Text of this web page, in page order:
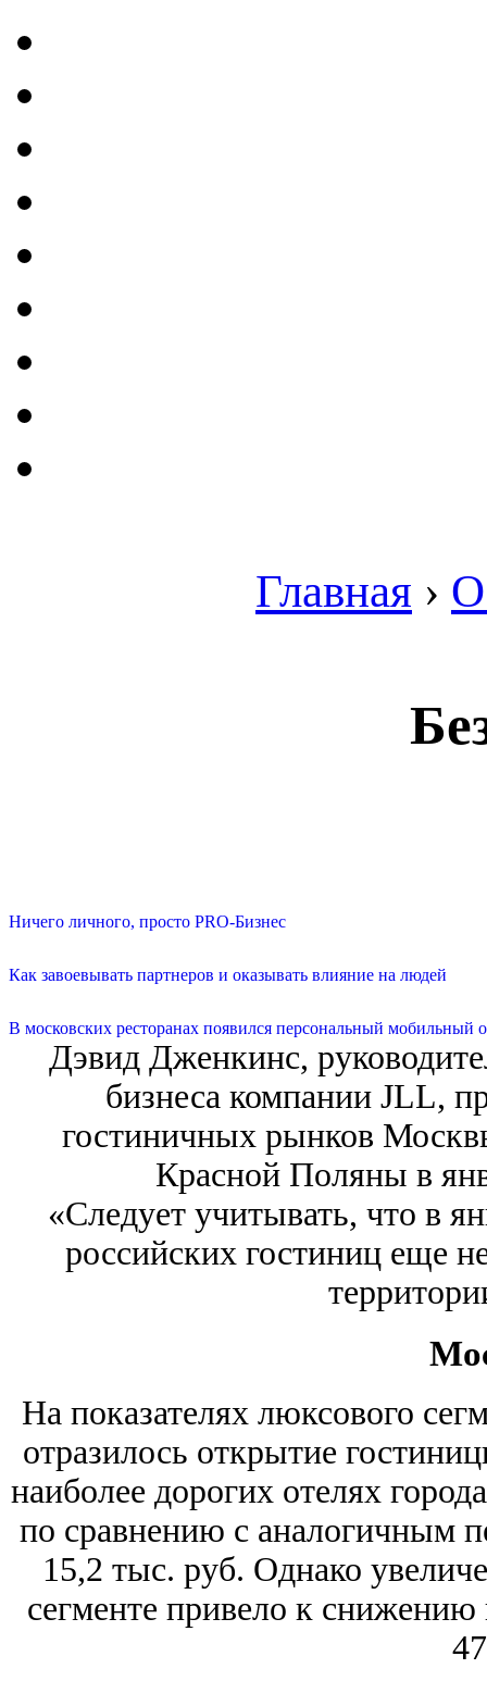
Главная ›
Ничего личного, просто PRO-Бизнес
Как завоевывать партнеров и оказывать влияние на людей
В московских ресторанах появился персональный мобильный
Дэвид Дженкинс,
бизнеса компании JLL,
гостиничных рынков
Красной Поляны в
«Следует учитывать, что в
российских гостиниц еще
На показателях люксового
отразилось открытие
наиболее дорогих отелях
по сравнению с аналогичным
15,2 тыс. руб. Однако
сегменте привело к снижению